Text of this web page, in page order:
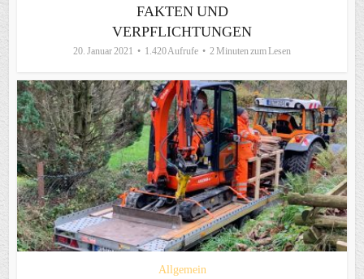
FAKTEN UND
VERPFLICHTUNGEN
20. Januar 2021 1.420 Aufrufe 2 Minuten zum Lesen
Allgemein